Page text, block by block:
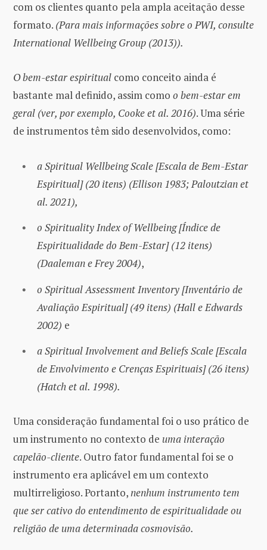
com os clientes quanto pela ampla aceitação desse
formato. (Para mais informações sobre o PWI, consulte
International Wellbeing Group (2013)).
O bem-estar espiritual como conceito ainda é
bastante mal definido, assim como o bem-estar em
geral (ver, por exemplo, Cooke et al. 2016). Uma série
de instrumentos têm sido desenvolvidos, como:
aSpiritual Wellbeing Scale [Escala de Bem-Estar
Espiritual] (20 itens) (Ellison 1983; Paloutzian et
al. 2021),
o Spirituality Index of Wellbeing [Índice de
Espiritualidade do Bem-Estar] (12 itens)
(Daaleman e Frey 2004),
o Spiritual Assessment Inventory [Inventário de
Avaliação Espiritual] (49 itens) (Hall e Edwards
2002) e
a Spiritual Involvement and Beliefs Scale [Escala
de Envolvimento e Crenças Espirituais] (26 itens)
(Hatch et al. 1998).
Uma consideração fundamental foi o uso prático de
um instrumento no contexto de uma interação
capelão-cliente. Outro fator fundamental foi se o
instrumento era aplicável em um contexto
multirreligioso. Portanto,nenhum instrumento tem
que ser cativo do entendimento de espiritualidade ou
religião de uma determinada cosmovisão.